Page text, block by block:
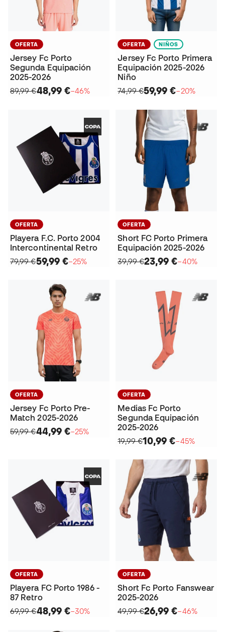
OFERTA
Jersey Fc Porto
Segunda Equipación
2025-2026
89,99 €48,99 €−46%
OFERTA NIÑOS
Jersey Fc Porto Primera
Equipación 2025-2026
Niño
74,99 €59,99 €−20%
OFERTA
Playera F.C. Porto 2004
Intercontinental Retro
79,99 €59,99 €−25%
OFERTA
Short FC Porto Primera
Equipación 2025-2026
39,99 €23,99 €−40%
OFERTA
Jersey Fc Porto Pre-
Match 2025-2026
59,99 €44,99 €−25%
OFERTA
Medias Fc Porto
Segunda Equipación
2025-2026
19,99 €10,99 €−45%
OFERTA
Playera FC Porto 1986 -
87 Retro
69,99 €48,99 €−30%
OFERTA
Short Fc Porto Fanswear
2025-2026
49,99 €26,99 €−46%